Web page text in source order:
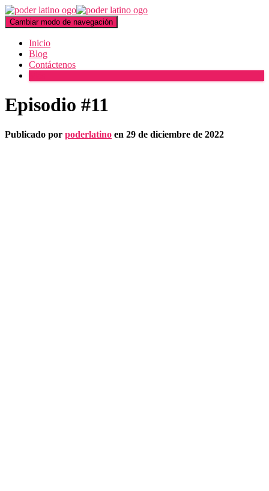
Cambiar modo de navegación
Inicio
Blog
Contáctenos
Episodio #11
Publicado por poderlatino en 29 de diciembre de 2022